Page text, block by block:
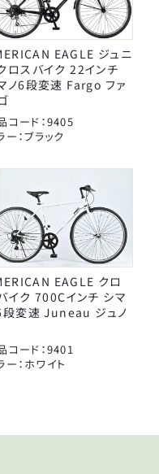
EAGLE ジュニ
ロスバイク 22インチ
ノ6段変速 Fargo ファ
コード：9405
ー：ブラック
EAGLE クロ
イク 700Cインチ シマ
段変速 Juneau ジュノ
コード：9401
ー：ホワイト